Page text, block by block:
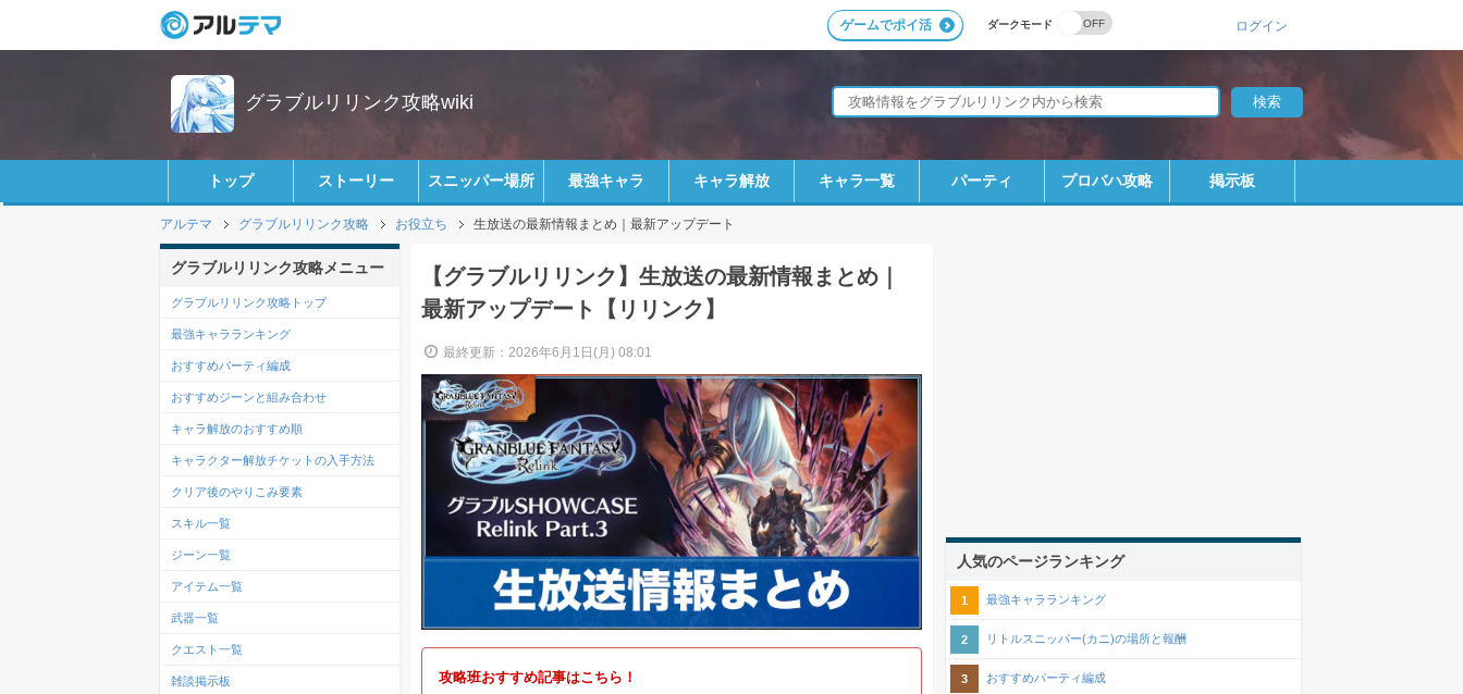
ダークモード
ゲームでポイ活 ログイン
グラブルリリンク攻略wiki
トップ ストーリー スニッパー場所 最強キャラ キャラ解放 キャラ一覧 パーティ プロバハ攻略 掲示板
アルテマ グラブルリリンク攻略 お役立ち 生放送の最新情報まとめ｜最新アップデート
【グラブルリリンク】生放送の最新情報まとめ｜
最新アップデート【リリンク】
最終更新：2026年6月1日(月) 08:01
攻略班おすすめ記事はこちら！
グラブルリリンク攻略メニュー
グラブルリリンク攻略トップ
最強キャラランキング
おすすめパーティ編成
おすすめジーンと組み合わせ
キャラ解放のおすすめ順
キャラクター解放チケットの入手方法
クリア後のやりこみ要素
スキル一覧
ジーン一覧
アイテム一覧
武器一覧
クエスト一覧
雑談掲示板
人気のページランキング
最強キャラランキング
リトルスニッパー(カニ)の場所と報酬
おすすめパーティ編成